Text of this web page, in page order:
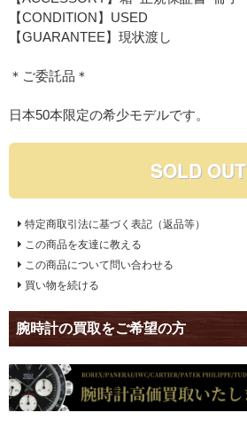
【CONDITION】USED
【GUARANTEE】現状渡し
＊ご委託品＊
日本50本限定の希少モデルです。
SOLD OUT
特定商取引法に基づく表記（返品等）
この商品を友達に教える
この商品について問い合わせる
買い物を続ける
腕時計の買取をご希望の方